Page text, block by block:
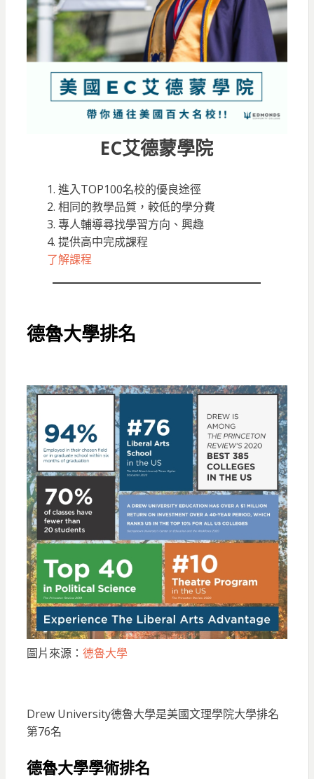
EC艾德蒙學院
1. 進入TOP100名校的優良途徑
2. 相同的教學品質，較低的學分費
3. 專人輔導尋找學習方向、興趣
4. 提供高中完成課程
了解課程
德魯大學排名
圖片來源： 德魯大學
Drew University德魯大學是美國文理學院大學排名
第76名
德魯大學學術排名